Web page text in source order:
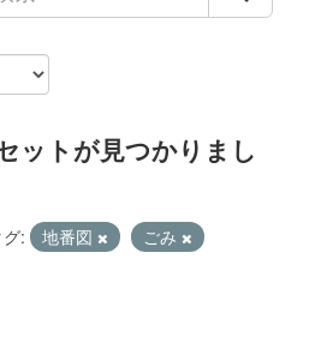
ットが見つかりまし
グ: 地番図
ごみ